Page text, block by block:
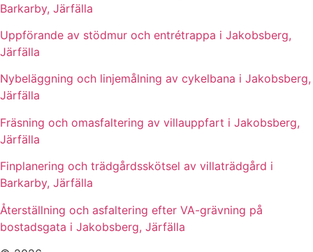
Barkarby, Järfälla
Uppförande av stödmur och entrétrappa i Jakobsberg,
Järfälla
Nybeläggning och linjemålning av cykelbana i Jakobsberg,
Järfälla
Fräsning och omasfaltering av villauppfart i Jakobsberg,
Järfälla
Finplanering och trädgårdsskötsel av villaträdgård i
Barkarby, Järfälla
Återställning och asfaltering efter VA-grävning på
bostadsgata i Jakobsberg, Järfälla